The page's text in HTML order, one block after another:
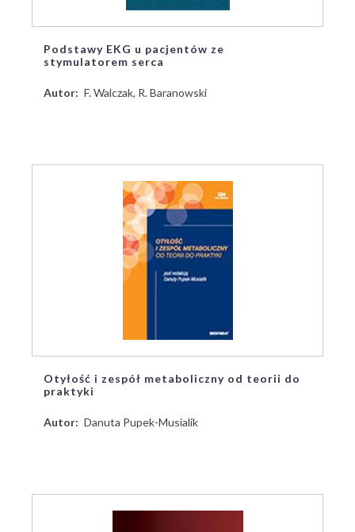
Podstawy EKG u pacjentów ze
stymulatorem serca
Autor F. Walczak, R. Baranowski
Otyłość i zespół metaboliczny od teorii do
praktyki
Autor Danuta Pupek-Musialik